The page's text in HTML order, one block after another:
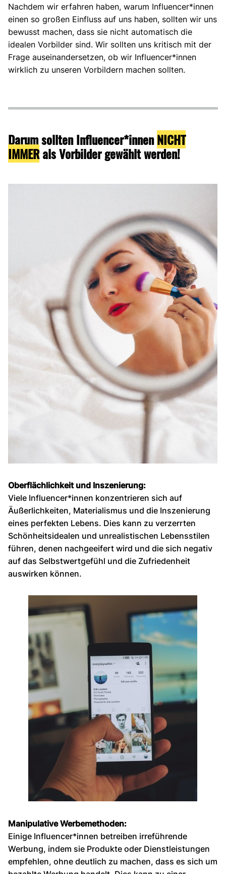
Nachdem wir erfahren haben, warum Influencer*innen
einen so großen Einfluss auf uns haben, sollten wir uns
bewusst machen, dass sie nicht automatisch die
idealen Vorbilder sind. Wir sollten uns kritisch mit der
Frage auseinandersetzen, ob wir Influencer*innen
wirklich zu unseren Vorbildern machen sollten.
Darum sollten Influencer*innenNICHT
IMMERals Vorbilder gewählt werden!
Oberflächlichkeit und Inszenierung:
Viele Influencer*innen konzentrieren sich auf
Äußerlichkeiten, Materialismus und die Inszenierung
eines perfekten Lebens. Dies kann zu verzerrten
Schönheitsidealen und unrealistischen Lebensstilen
führen, denen nachgeeifert wird und die sich negativ
auf das Selbstwertgefühl und die Zufriedenheit
auswirken können.
Manipulative Werbemethoden:
Einige Influencer*innen betreiben irreführende
Werbung, indem sie Produkte oder Dienstleistungen
empfehlen, ohne deutlich zu machen, dass es sich um